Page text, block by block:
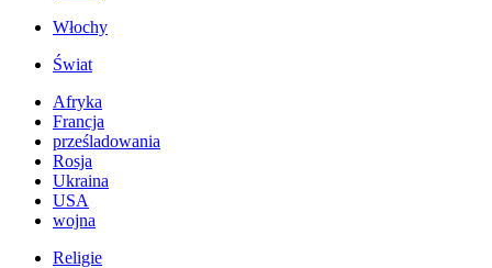
Włochy
Świat
Afryka
Francja
prześladowania
Rosja
Ukraina
USA
wojna
Religie